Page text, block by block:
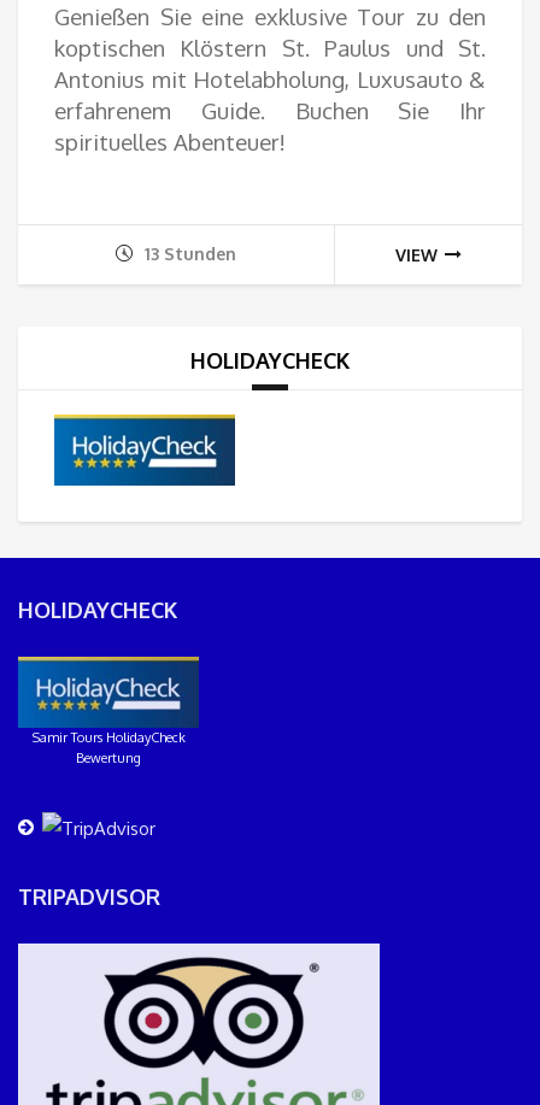
Genießen Sie eine exklusive Tour zu den
koptischen Klöstern St. Paulus und St.
Antonius mit Hotelabholung, Luxusauto &
erfahrenem Guide. Buchen Sie Ihr
spirituelles Abenteuer!
13 Stunden VIEW
HOLIDAYCHECK
HOLIDAYCHECK
Samir Tours HolidayCheck
Bewertung
TRIPADVISOR